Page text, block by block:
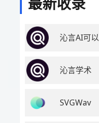
沁言AI可以
沁言学术
SVGWav